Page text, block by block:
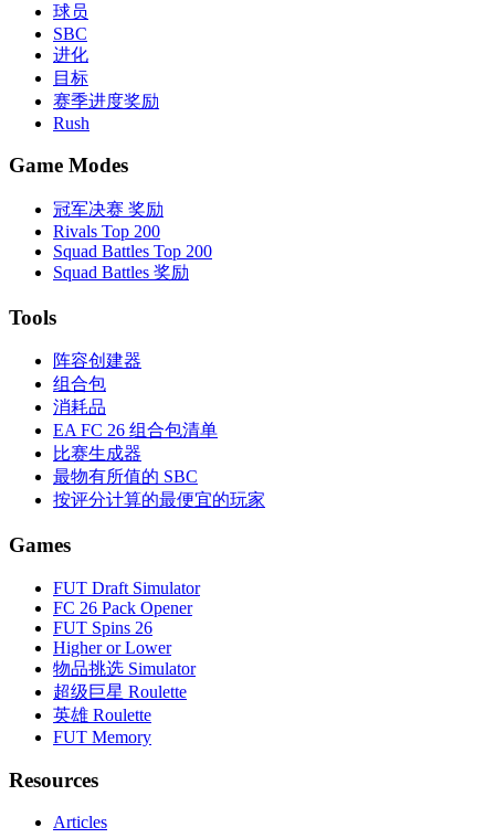
球员
SBC
进化
目标
赛季进度奖励
Rush
Game Modes
冠军决赛 奖励
Rivals Top 200
Squad Battles Top 200
Squad Battles 奖励
Tools
阵容创建器
组合包
消耗品
EA FC 26 组合包清单
比赛生成器
最物有所值的 SBC
按评分计算的最便宜的玩家
Games
FUT Draft Simulator
FC 26 Pack Opener
FUT Spins 26
Higher or Lower
物品挑选 Simulator
超级巨星 Roulette
英雄 Roulette
FUT Memory
Resources
Articles